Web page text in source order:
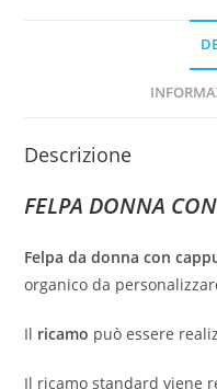
Descrizione
FELPA DONNA
Felpa da donna con
organico da
Il ricamo può essere
Il ricamo standard viene